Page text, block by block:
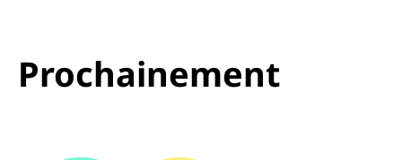
Prochainement